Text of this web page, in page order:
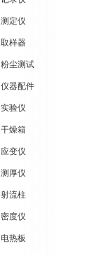
测定仪
取样器
粉尘测试
仪器配件
实验仪
干燥箱
应变仪
测厚仪
射流柱
密度仪
电热板